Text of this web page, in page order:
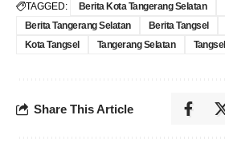
TAGGED: Berita Kota Tangerang Selatan
Berita Tangerang Selatan
Berita Tangsel
Kota Tangsel
Tangerang Selatan Tangsel
Share This Article